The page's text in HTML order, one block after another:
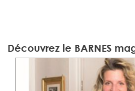
Découvrez le BARNES